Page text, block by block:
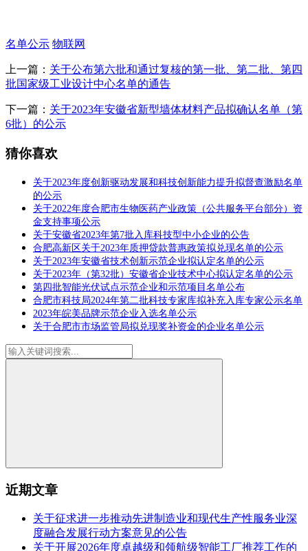
名单公示 物联网
上一篇： 关于公布第六批和通过复核的第一批、第二批、第四
批国家级工业设计中心名单的通告
下一篇： 关于2023年安徽省新型墙体材料产品拟确认名单（第
6批）的公示
猜你喜欢
关于2023年度创新驱动发展和科技创新能力提升拟督查激励名单
的公示
关于2022年度合肥市生物医药产业政策（公共服务平台部分）资
金支持事项公示
关于安徽省2023年第7批入库科技型中小企业的公告
合肥高新区关于2023年质押贷款普惠政策拟兑现名单的公示
关于2023年安徽省技术创新示范企业拟认定名单的公示
关于2023年（第32批）安徽省企业技术中心拟认定名单的公示
第四批智能光伏试点示范企业和示范项目名单公布
合肥市科技局2024年第二批科技专家库拟补充入库专家公示名单
2023年皖美品牌示范企业入选名单公示
关于合肥市市场监管局拟兑现奖补资金的企业名单公示
近期文章
关于征求进一步推动先进制造业和现代生产性服务业深
度融合发展行动方案意见的公告
关于开展2026年度卓越级和领航级智能工厂推荐工作的